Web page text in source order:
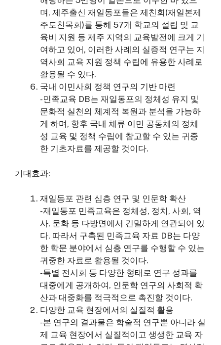
며, 제주출신 재일동포들은 제친회(재일본제
주도친목회)를 통해 57개 학교의 설립 및 교
육비 지원 등 제주 지역의 교육발전에 크게 기
여하고 있어, 이러한 사례의 실증적 연구는 지
역사회 교육 지원 정책 수립에 유용한 사례로
활용될 수 있다.
국내 이민사회 정책 연구의 기반 마련
-민족교육 DB는 재일동포의 정체성 유지 및
문화적 실천의 체계적 복원과 분석을 가능하
게 하며, 향후 국내 체류 이민 공동체의 정체
성 교육 및 정책 수립에 참고할 수 있는 귀중
한 기초자료를 제공할 것이다.
기대효과:
재일동포 관련 심층 연구 및 인문학 확산
-재일동포 민족교육은 정체성, 정치, 사회, 역
사, 문화 등 다방면에서 긴밀하게 연관되어 있
다. 따라서 구축된 민족교육 자료 DB는 다양
한 학문 분야에서 심층 연구를 수행할 수 있는
귀중한 자료로 활용될 것이다.
-특별 전시회 등 다양한 형태로 연구 성과를
대중에게 공개하여, 인문학 연구의 사회적 확
산과 대중화를 적극적으로 촉진할 것이다.
다양한 교육 현장에서의 실질적 활용
-본 연구의 결과물은 학술적 연구뿐 아니라 실
제 교육 현장에서 실질적이고 생생한 교육 자